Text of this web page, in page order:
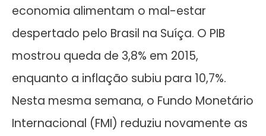
economia alimentam o mal-estar
despertado pelo Brasil na Suíça. O PIB
mostrou queda de 3,8% em 2015,
enquanto a inflação subiu para 10,7%.
Nesta mesma semana, o Fundo Monetário
Internacional (FMI) reduziu novamente as